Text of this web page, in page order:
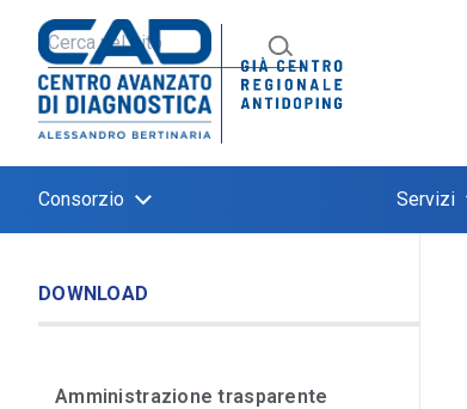
Consorzio Servizi
DOWNLOAD
Amministrazione trasparente